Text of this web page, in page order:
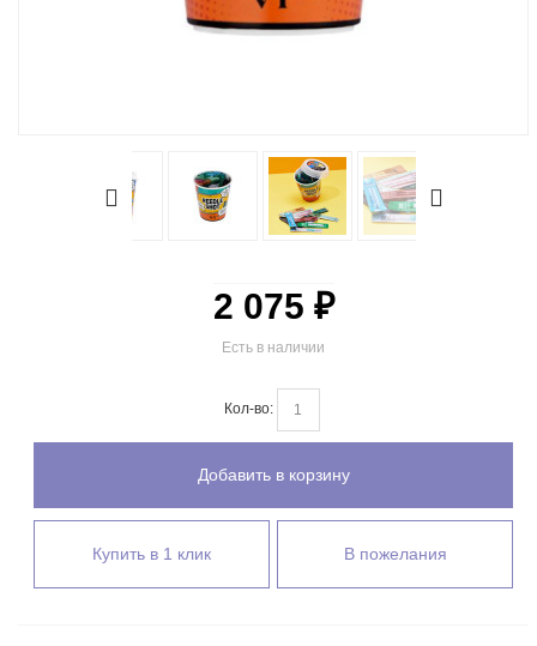
Есть в наличии
2 075 ₽
Кол-во:
Добавить в корзину
Купить в 1 клик В пожелания